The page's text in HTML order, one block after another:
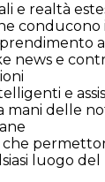
e realtà
conducono
news e
e
mani delle
luogo del